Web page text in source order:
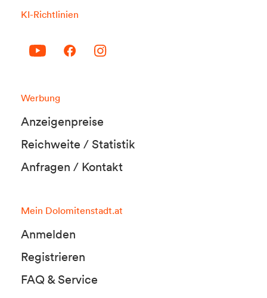
KI-Richtlinien
Werbung
Anzeigenpreise
Reichweite / Statistik
Anfragen / Kontakt
Mein Dolomitenstadt.at
Anmelden
Registrieren
FAQ & Service